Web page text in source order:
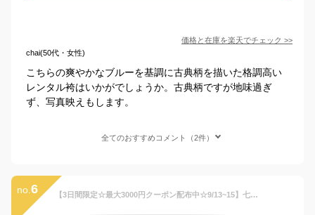
価格と在庫を楽天でチェック >>
chai(50代・女性)
こちらの爽やかなブルーを基調に古典柄を描いた格調高い
レンタル袴はいかがでしょうか。古典柄ですが地味過ぎ
ず、写真映えもします。
全てのおすすめコメント（2件）
no. 6 【3日間限定☆最大3000円クーポン配布中☆9/13~15】七五三 着物 男の子 5歳 レンタル 羽織袴 袴セット フルセット 茶 生成 ベージュ 親子縞 花唐草 シンプル 着物レンタル 五歳 袴 子供着物 男児 モダン 創美苑【往復送料無料】